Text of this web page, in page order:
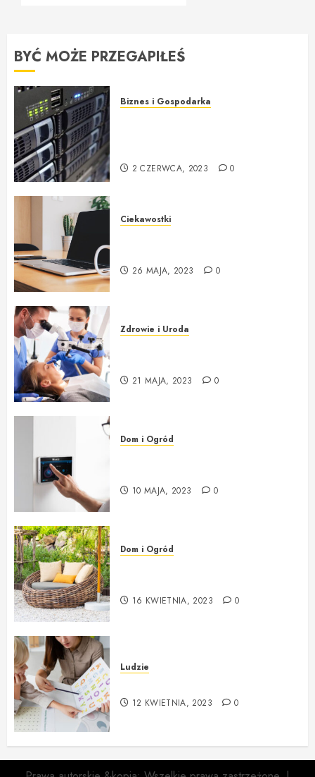
BYĆ MOŻE PRZEGAPIŁEŚ
Biznes i Gospodarka
2 CZERWCA, 2023 0
Ciekawostki
26 MAJA, 2023 0
Zdrowie i Uroda
21 MAJA, 2023 0
Dom i Ogród
10 MAJA, 2023 0
Dom i Ogród
16 KWIETNIA, 2023 0
Ludzie
12 KWIETNIA, 2023 0